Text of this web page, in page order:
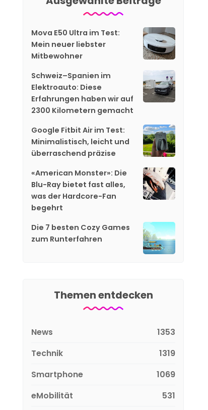
Mova E50 Ultra im Test:
Mein neuer liebster
Mitbewohner
Schweiz–Spanien im
Elektroauto: Diese
Erfahrungen haben wir auf
2300 Kilometern gemacht
Google Fitbit Air im Test:
Minimalistisch, leicht und
überraschend präzise
«American Monster»: Die
Blu-Ray bietet fast alles,
was der Hardcore-Fan
begehrt
Die 7 besten Cozy Games
zum Runterfahren
Themen entdecken
News
1353
Technik
1319
Smartphone
1069
eMobilität
531